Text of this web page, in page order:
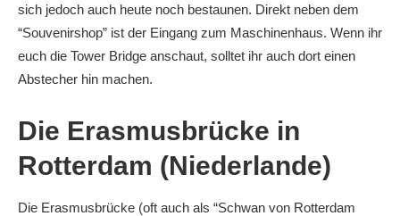
sich jedoch auch heute noch bestaunen. Direkt neben dem
“Souvenirshop” ist der Eingang zum Maschinenhaus. Wenn ihr
euch die Tower Bridge anschaut, solltet ihr auch dort einen
Abstecher hin machen.
Die Erasmusbrücke in
Rotterdam (Niederlande)
Die Erasmusbrücke (oft auch als “Schwan von Rotterdam